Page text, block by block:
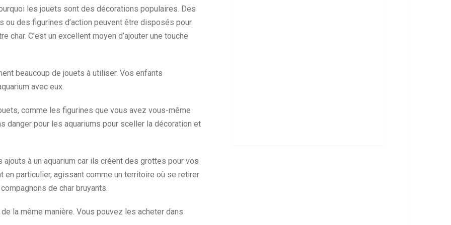
les jouets sont des décorations populaires. Des
ou des figurines d’action peuvent être disposés pour
char. C’est un excellent moyen d’ajouter une touche
beaucoup de jouets à utiliser. Vos enfants
avec eux.
comme les figurines que vous avez vous-même
danger pour les aquariums pour sceller la décoration et
à un aquarium car ils créent des grottes pour vos
particulier, agissant comme un territoire où se retirer
de char bruyants.
la même manière. Vous pouvez les acheter dans